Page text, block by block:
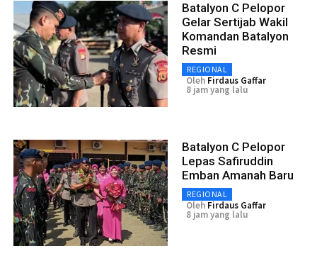
Batalyon C Pelopor
Gelar Sertijab Wakil
Komandan Batalyon
Resmi
REGIONAL
Oleh Firdaus Gaffar
8 jam yang lalu
Batalyon C Pelopor
Lepas Safiruddin
Emban Amanah Baru
REGIONAL
Oleh Firdaus Gaffar
8 jam yang lalu